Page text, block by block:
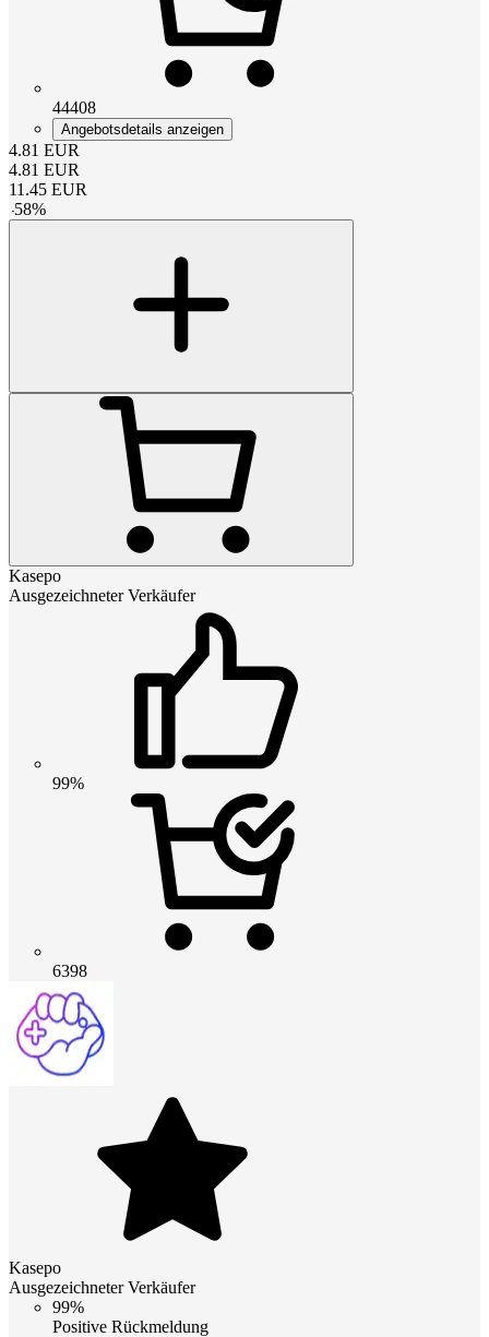
44408
Angebotsdetails anzeigen
4.81 EUR
4.81 EUR
11.45 EUR
-58%
Kasepo
Ausgezeichneter Verkäufer
99%
6398
Kasepo
Ausgezeichneter Verkäufer
99%
Positive Rückmeldung